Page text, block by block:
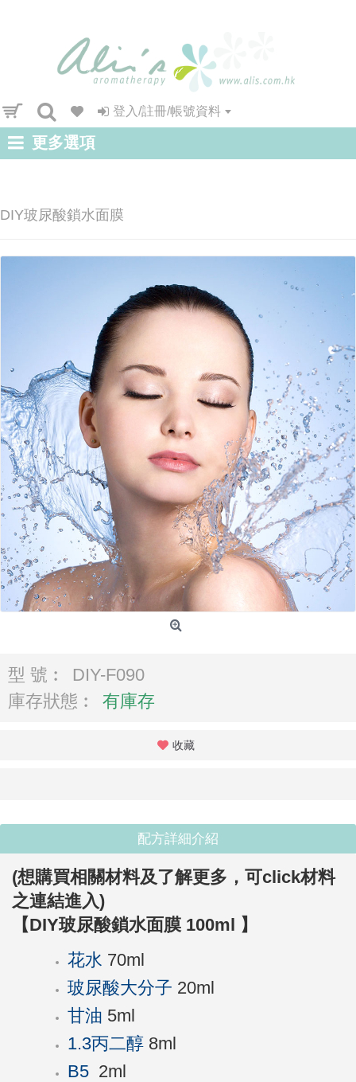
登入/註冊/帳號資料
更多選項
DIY玻尿酸鎖水面膜
型 號︰
DIY-F090
庫存狀態︰
有庫存
收藏
配方詳細介紹
(想購買相關材料及了解更多，可click材料
之連結進入)
【DIY玻尿酸鎖水面膜100ml 】
花水 70ml
玻尿酸大分子 20ml
甘油 5ml
1.3丙二醇 8ml
B5 2ml